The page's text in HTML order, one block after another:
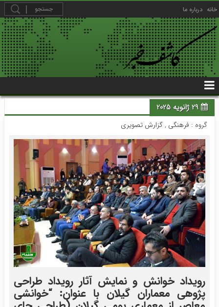
خانه درباره ما
29 ژانویه 2025
گروه : فرهنگی ,گزارش تصویری
رویداد خوانش و نمایش آثار رویداد طراحی
پژوهی معماران گیلان با عنوان: “خوانشی